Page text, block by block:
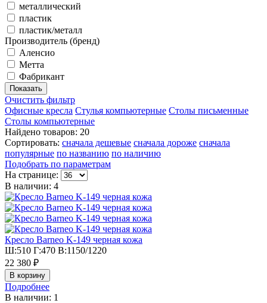
металлический
пластик
пластик/металл
Производитель (бренд)
Аленсио
Метта
Фабрикант
Очистить фильтр
Офисные кресла Стулья компьютерные Столы письменные
Столы компьютерные
Найдено товаров: 20
Сортировать: сначала дешевые сначала дороже сначала
популярные по названию по наличию
Подобрать по параметрам
На странице:
В наличии: 4
Кресло Barneo K-149 черная кожа
Ш:510 Г:470 В:1150/1220
22 380 ₽
Подробнее
В наличии: 1